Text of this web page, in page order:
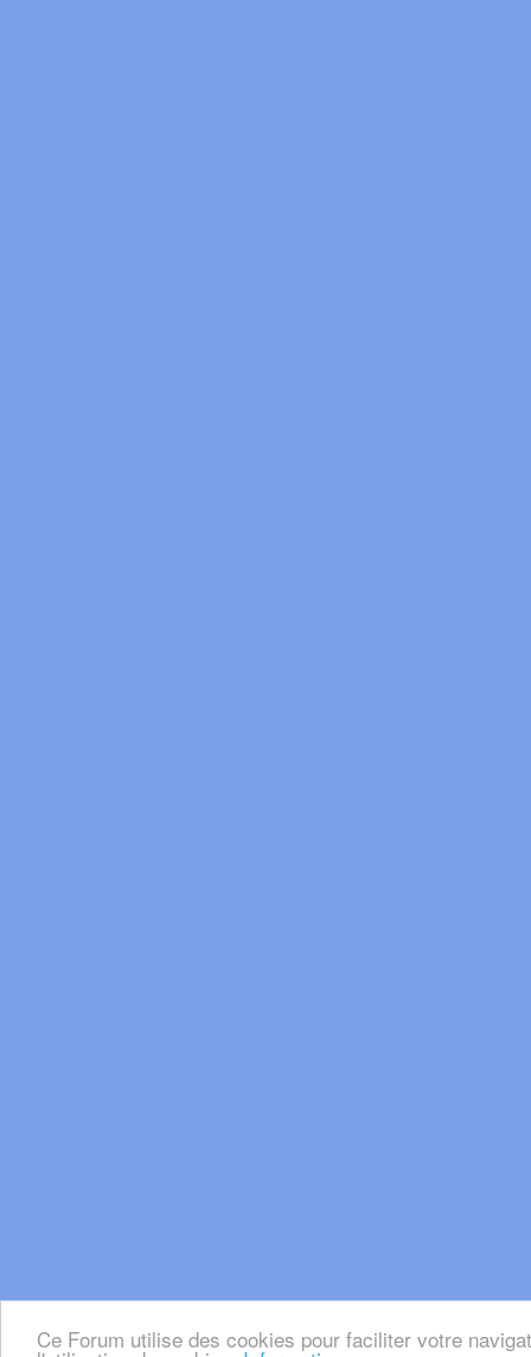
Ce Forum utilise des cookies pour faciliter votre